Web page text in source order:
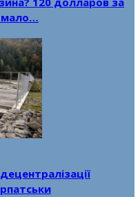
мало…